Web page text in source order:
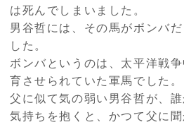
は死んでしまいました。
男谷哲には、その馬がボンバ
した。
ボンバというのは、太平洋戦
育させられていた軍馬でした。
父に似て気の弱い男谷哲が、
気持ちを抱くと、かつて父に